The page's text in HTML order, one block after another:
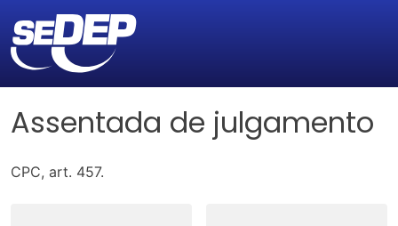
Assentada de julgamento
CPC, art. 457.